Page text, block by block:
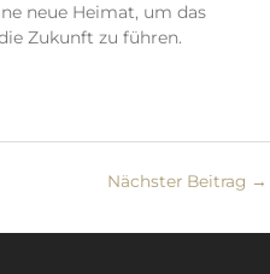
neue Heimat, um das
Zukunft zu führen.
Nächster Beitrag →